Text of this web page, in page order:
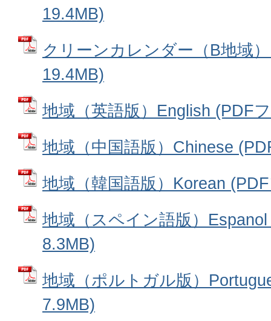
19.4MB)
クリーンカレンダー（B地域
19.4MB)
地域（英語版）English (PDF
地域（中国語版）Chinese
地域（韓国語版）Korean
地域（スペイン語版）
8.3MB)
地域（ポルトガル版）
7.9MB)